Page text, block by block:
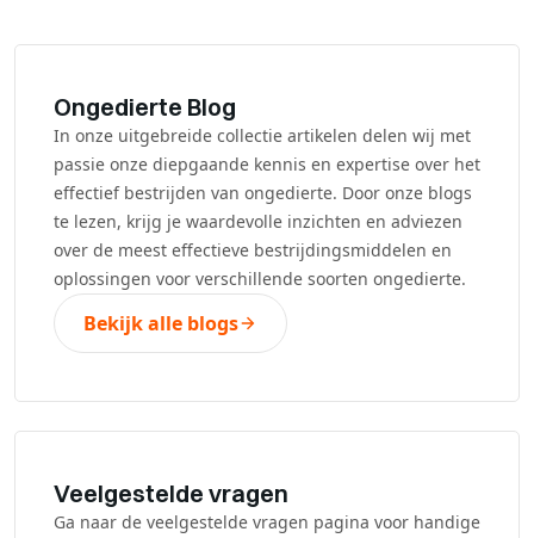
Ongedierte Blog
In onze uitgebreide collectie artikelen delen wij met
passie onze diepgaande kennis en expertise over het
effectief bestrijden van ongedierte. Door onze blogs
te lezen, krijg je waardevolle inzichten en adviezen
over de meest effectieve bestrijdingsmiddelen en
oplossingen voor verschillende soorten ongedierte.
Bekijk alle blogs
Veelgestelde vragen
Ga naar de veelgestelde vragen pagina voor handige